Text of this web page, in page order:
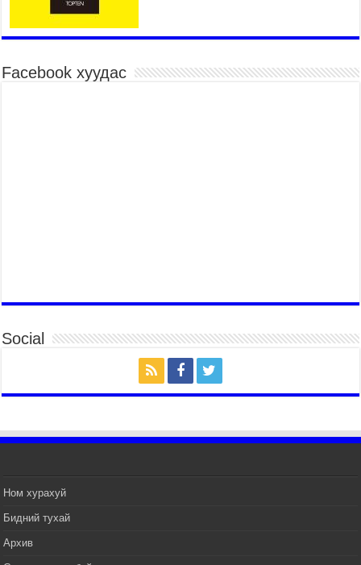
Үндэсний их баяр наадмын хүчит бөхийн
барилдаан эхэллээ
2026 оны 7 сар 15 / 10 цаг 46 минут
Үндэсний хувцасны өдрийг тохиолдуулан
“Дээлтэй монгол наадам” боллоо
Өв соёлоо тээж яваа уяачдын галаар УИХ-ын
2026 оны 7 сар 14 / 17 цаг 40 минут
УИХ-ын дарга С.Бямбацогт Үндэсний их баяр
2026 оны 7 сар 14 / 17 цаг 09 минут
УИХ-ын дарга С.Бямбацогт БНХАУ-аас Монгол
хүлээн авч уулзав
Facebook хуудас
Social
Ном хурахуй
Бидний тухай
Архив